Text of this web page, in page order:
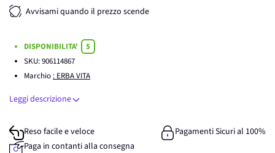
Avvisami quando il prezzo scende
DISPONIBILITA'
5
SKU:906114867
Marchio : ERBA VITA
Leggi descrizione
Reso facile e veloce
Pagamenti Sicuri al 100%
Paga in contanti alla consegna